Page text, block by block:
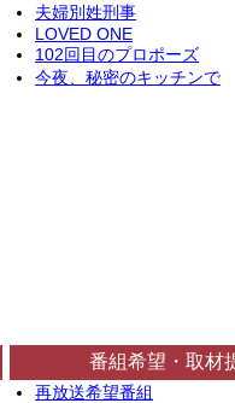
夫婦別姓刑事
LOVED ONE
102回目のプロポーズ
今夜、秘密のキッチンで
番組希望・取材
再放送希望番組